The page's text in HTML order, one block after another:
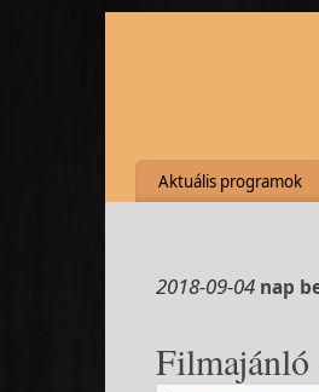
Aktuális programok
2018-09-04 nap